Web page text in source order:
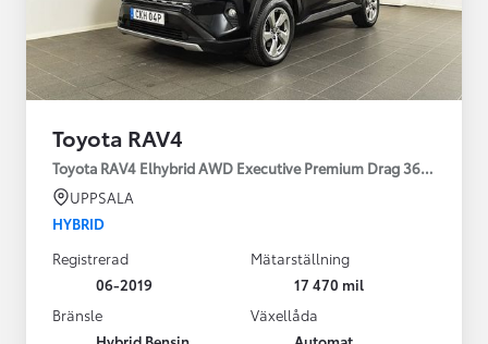
Toyota RAV4
Toyota RAV4 Elhybrid AWD Executive Premium Drag 360-kamera
UPPSALA
HYBRID
Registrerad
06-2019
Mätarställning
17 470 mil
Bränsle
Växellåda